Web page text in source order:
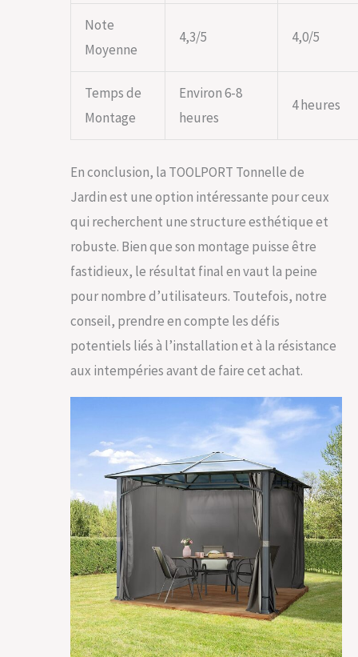
Note
Moyenne
4,3/5 4,0/5
Temps de
Montage
Environ 6-8
heures
4 heures
En conclusion, la TOOLPORT Tonnelle de
Jardin est une option intéressante pour ceux
qui recherchent une structure esthétique et
robuste. Bien que son montage puisse être
fastidieux, le résultat final en vaut la peine
pour nombre d’utilisateurs. Toutefois, notre
conseil, prendre en compte les défis
potentiels liés à l’installation et à la résistance
aux intempéries avant de faire cet achat.